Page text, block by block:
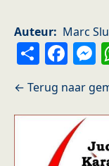
Auteur Marc
Share